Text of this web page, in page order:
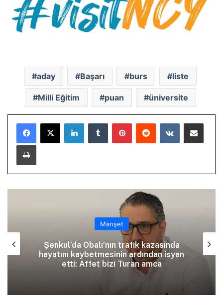
aday Başarı burs liste
Milli Eğitim puan üniversite
LinkedInTumblr PinterestReddit VKontakteE-Posta ile paylaş
Yazdır
trafik kazasında
ardından isyan
bizi Turan amca
Türkiye